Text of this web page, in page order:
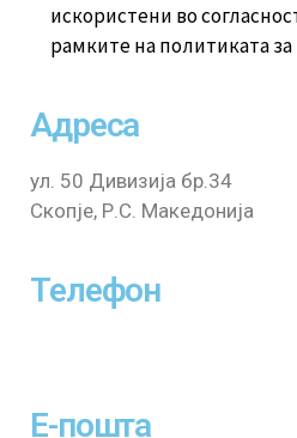
искористени во
рамките на политиката
Адреса
ул. 50 Дивизија бр.34
Скопје, Р.С. Македонија
Телефон
Е-пошта